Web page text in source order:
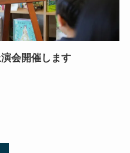
会開催します